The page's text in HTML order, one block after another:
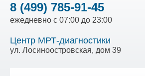
8 (499) 785-91-45
ежедневно с 07:00 до 23:00
Центр МРТ-диагностики
ул. Лосиноостровская, дом 39